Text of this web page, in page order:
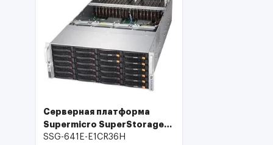
Серверная платформа
Supermicro SuperStorage
4U Server SSG-641E-
SSG-641E-E1CR36H